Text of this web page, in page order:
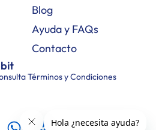
Blog
Ayuda y FAQs
Contacto
Términos y Condiciones